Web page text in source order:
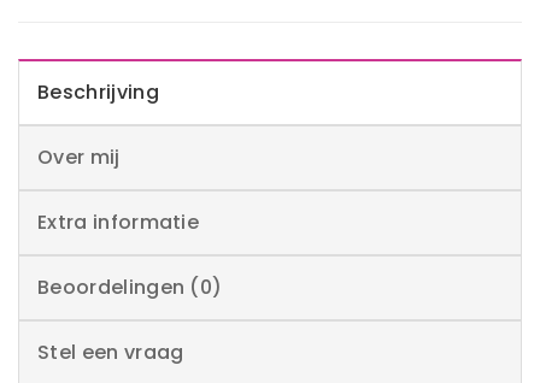
Beschrijving
Over mij
Extra informatie
Beoordelingen (0)
Stel een vraag